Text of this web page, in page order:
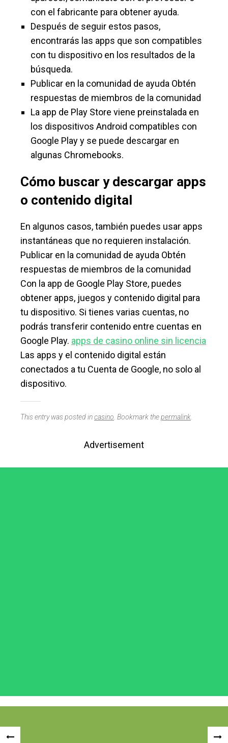
con el fabricante para obtener ayuda.
Después de seguir estos pasos,
encontrarás las apps que son compatibles
con tu dispositivo en los resultados de la
búsqueda.
Publicar en la comunidad de ayuda Obtén
respuestas de miembros de la comunidad
La app de Play Store viene preinstalada en
los dispositivos Android compatibles con
Google Play y se puede descargar en
algunas Chromebooks.
Cómo buscar y descargar apps
o contenido digital
En algunos casos, también puedes usar apps
instantáneas que no requieren instalación.
Publicar en la comunidad de ayuda Obtén
respuestas de miembros de la comunidad
Con la app de Google Play Store, puedes
obtener apps, juegos y contenido digital para
tu dispositivo. Si tienes varias cuentas, no
podrás transferir contenido entre cuentas en
Google Play. apps de casino online sin licencia
Las apps y el contenido digital están
conectados a tu Cuenta de Google, no solo al
dispositivo.
This entry was posted incasino . Bookmark thepermalink
Advertisement
Post